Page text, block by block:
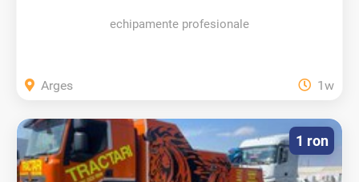
echipamente profesionale
Arges 1w
1 ron